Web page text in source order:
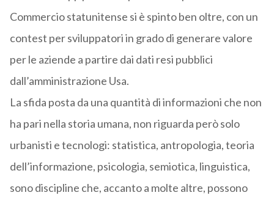
Commercio statunitense si è spinto ben oltre, con un
contest per sviluppatori in grado di generare valore
per le aziende a partire dai dati resi pubblici
dall’amministrazione Usa.
La sfida posta da una quantità di informazioni che non
ha pari nella storia umana, non riguarda però solo
urbanisti e tecnologi: statistica, antropologia, teoria
dell’informazione, psicologia, semiotica, linguistica,
sono discipline che, accanto a molte altre, possono